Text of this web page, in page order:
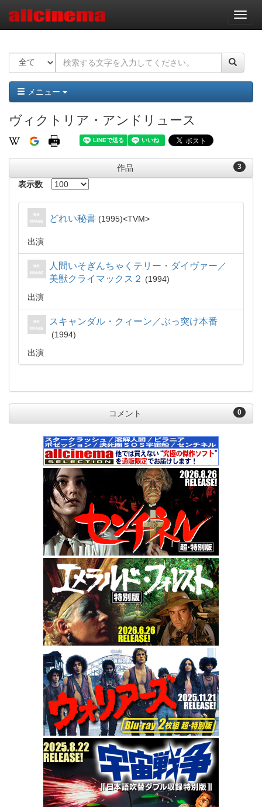
ナ
ビ
ー
ョ
ン
メニュー
ヴィクトリア・アンドリュース
3
作品
表示数
どれい秘書 1995 TVM
出演
人間いそぎんちゃくテリー・ダイヴァー／
美獣クライマックス２
1994
出演
スキャンダル・クィーン／ぶっ突け本番
1994
出演
0
コメント